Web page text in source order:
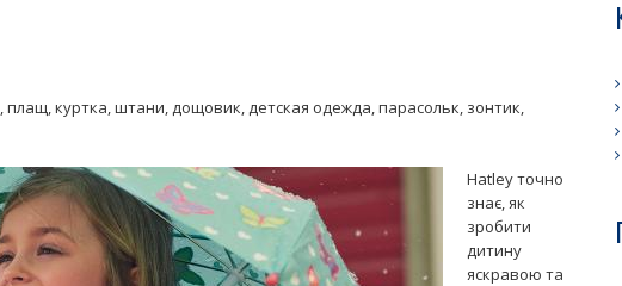
,плащ,куртка,штани,дощовик,детская одежда,парасольк, зонтик,
Hatley точно
знає, як
зробити
дитину
яскравою та